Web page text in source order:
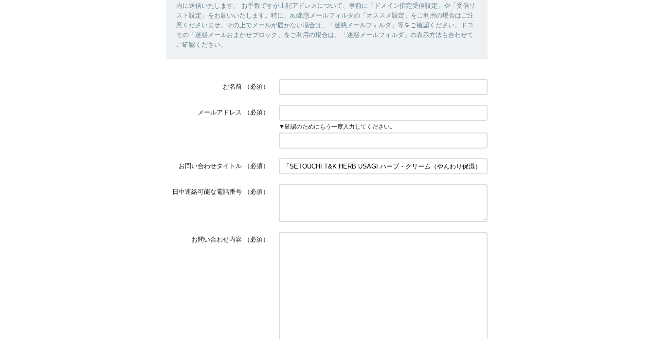
内に送信いたします。 お手数ですが上記アドレスについて、事前に「ドメイン指定受信設定」や「受信リ
スト設定」をお願いいたします。特に、au迷惑メールフィルタの「オススメ設定」をご利用の場合はご注
意くださいませ。その上でメールが届かない場合は、「迷惑メールフォルダ」等をご確認ください。ドコ
モの「迷惑メールおまかせブロック」をご利用の場合は、「迷惑メールフォルダ」の表示方法も合わせて
ご確認ください。
お名前 （必須）
メールアドレス （必須）
▼確認のためにもう一度入力してください。
お問い合わせタイトル （必須）
日中連絡可能な電話番号 （必須）
お問い合わせ内容 （必須）